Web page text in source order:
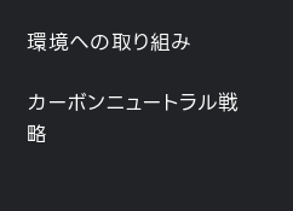
環境への取り組み
カーボンニュートラル戦
略